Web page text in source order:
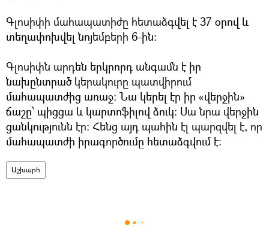
Գլոսիփի մահապատիժը հետաձգվել է 37 օրով և
տեղափոխվել նոյեմբերի 6-ին։
Գլոսիփն արդեն երկրորդ անգամն է իր
նախընտրած կերակուրը պատվիրում
մահապատժից առաջ։ Նա կերել էր իր «վերջին»
ճաշը՝ պիցցա և կարտոֆիլով ձուկ։ Սա նրա վերջին
ցանկությունն էր։ Հենց այդ պահին էլ պարզվել է, որ
մահապատժի իրագործումը հետաձգվում է։
Աշխարհ